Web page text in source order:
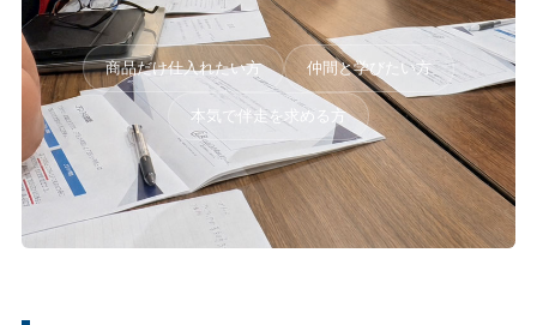
商品だけ仕入れたい方 仲間と学びたい方
本気で伴走を求める方